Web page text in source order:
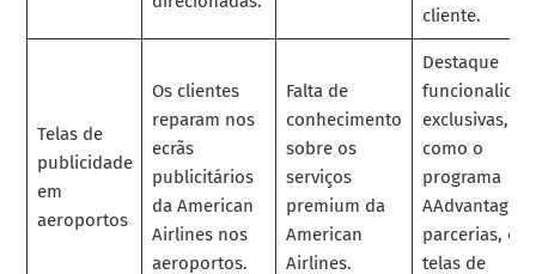
cliente.
Telas de
publicidade
em
aeroportos
Os clientes
reparam nos
ecrãs
publicitários
da American
Airlines nos
aeroportos.
Falta de
conhecimento
sobre os
serviços
premium da
American
Airlines.
Destaque
exclusivas,
como o
programa
AAdvantage®
parcerias, em
telas de